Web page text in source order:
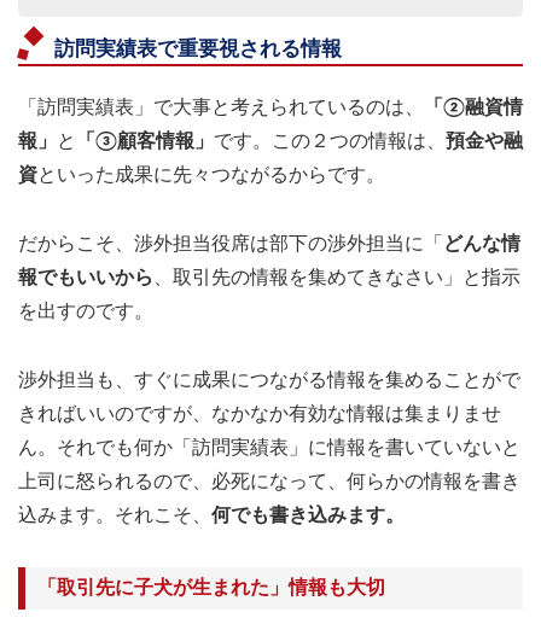
訪問実績表で重要視される情報
「訪問実績表」で大事と考えられているのは、
「②融資情
報」
と 「③顧客情報」 です。この２つの情報は、 預金や融
資といった成果に先々つながるからです。
だからこそ、渉外担当役席は部下の渉外担当に「 どんな情
報でもいいから
、取引先の情報を集めてきなさい」と指示
を出すのです。
渉外担当も、すぐに成果につながる情報を集めることがで
きればいいのですが、なかなか有効な情報は集まりませ
ん。それでも何か「訪問実績表」に情報を書いていないと
上司に怒られるので、必死になって、何らかの情報を書き
込みます。それこそ、 何でも書き込みます。
「取引先に子犬が生まれた」情報も大切